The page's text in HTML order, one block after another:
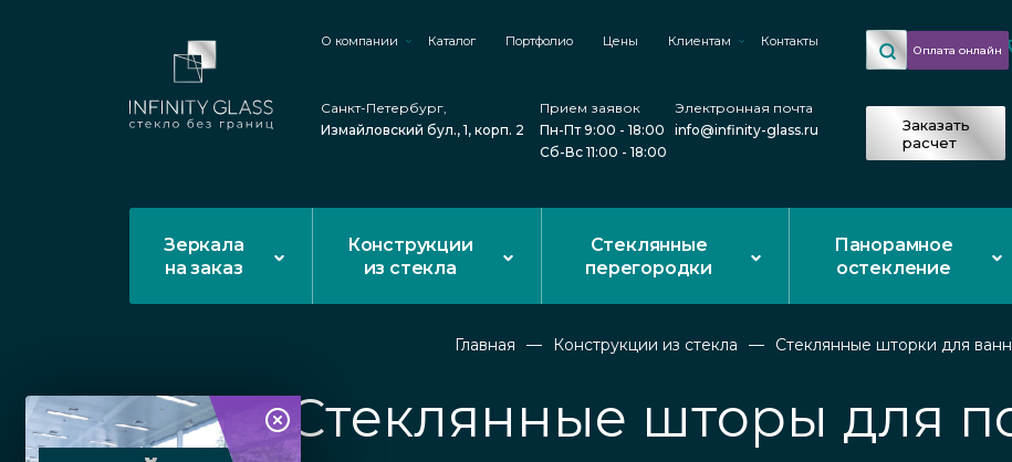
О компании Каталог Портфолио Цены Клиентам Контакты
Санкт-Петербург,
Измайловский бул., 1, корп. 2
Прием заявок
Пн-Пт 9:00 - 18:00
Сб-Вс 11:00 - 18:00
Электронная почта
info@infinity-glass.ru
Оплата онлайн
Заказать
расчет
Зеркала
на заказ
Конструкции
из стекла
Стеклянные
перегородки
Панорамное
остекление
Главная Конструкции из стекла Стеклянные шторки для
Стеклянные шторы для